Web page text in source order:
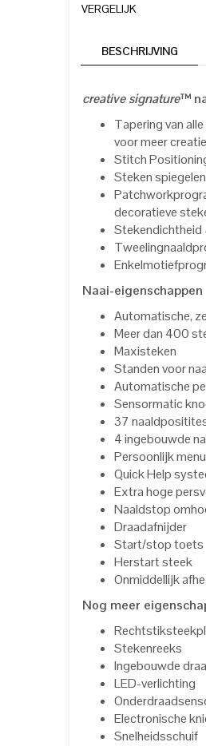
VERGELIJK
BESCHRIJVING
creative signature™
Tapering van
voor meer
Stitch
Steken
decoratieve
Stekendichtheid
Naai-eigenschappen
Automatische,
Meer dan 400
Maxisteken
Standen voor
Automatische
Sensormatic
37
4 ingebouwde
Persoonlijk menu
Quick Help
Extra hoge
Naaldstop
Draadafnijder
Start/stop toets
Herstart steek
Onmiddellijk
Nog meer
Stekenreeks
Ingebouwde
LED-verlichting
Electronische
Snelheidsschuif